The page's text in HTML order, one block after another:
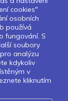
cookies"
osobních
používá
fungování. S
soubory
analýzu
kdykoliv
v
kliknutím